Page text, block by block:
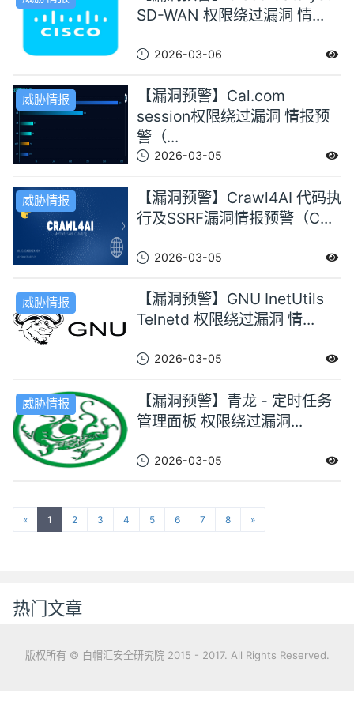
SD-WAN 权限绕过漏洞 情...
2026-03-06
威胁情报
【漏洞预警】Cal.com
session权限绕过漏洞 情报预
警（...
2026-03-05
威胁情报
【漏洞预警】Crawl4AI 代码执
行及SSRF漏洞情报预警（C...
2026-03-05
威胁情报
【漏洞预警】GNU InetUtils
Telnetd 权限绕过漏洞 情...
2026-03-05
威胁情报
【漏洞预警】青龙 - 定时任务
管理面板 权限绕过漏洞...
2026-03-05
« 1 2 3 4 5 6 7 8 »
热门文章
版权所有 © 白帽汇安全研究院 2015 - 2017. All Rights Reserved.